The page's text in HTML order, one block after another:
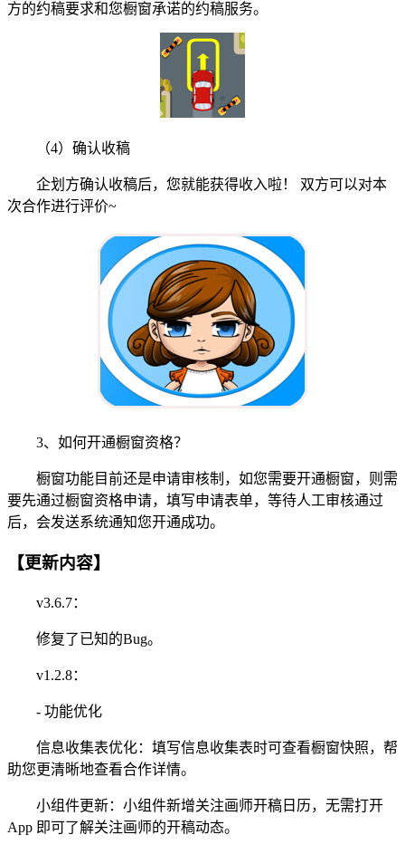
方的约稿要求和您橱窗承诺的约稿服务。
（4）确认收稿
企划方确认收稿后，您就能获得收入啦！ 双方可以对本
次合作进行评价~
3、如何开通橱窗资格？
橱窗功能目前还是申请审核制，如您需要开通橱窗，则需
要先通过橱窗资格申请，填写申请表单，等待人工审核通过
后，会发送系统通知您开通成功。
【更新内容】
v3.6.7：
修复了已知的Bug。
v1.2.8：
- 功能优化
信息收集表优化：填写信息收集表时可查看橱窗快照，帮
助您更清晰地查看合作详情。
小组件更新：小组件新增关注画师开稿日历，无需打开
App 即可了解关注画师的开稿动态。